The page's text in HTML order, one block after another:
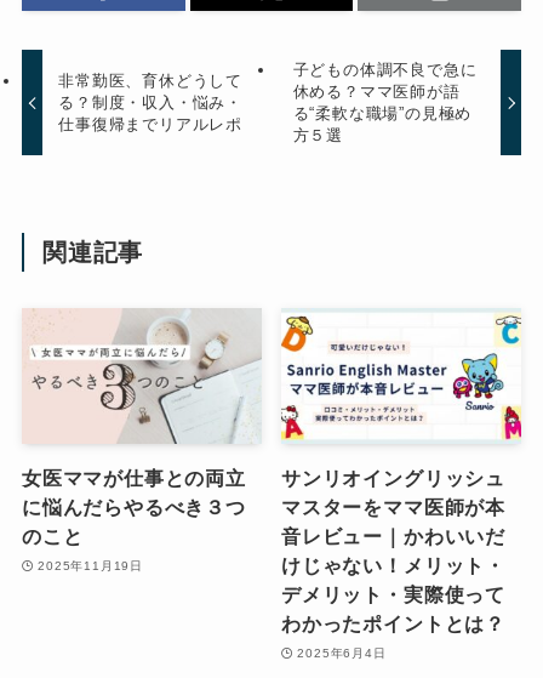
非常勤医、育休どうして
る？制度・収入・悩み・
仕事復帰までリアルレポ
子どもの体調不良で急に
休める？ママ医師が語
る“柔軟な職場”の見極め
方５選
関連記事
女医ママが仕事との両立
に悩んだらやるべき３つ
のこと
2025年11月19日
サンリオイングリッシュ
マスターをママ医師が本
音レビュー｜かわいいだ
けじゃない！メリット・
デメリット・実際使って
わかったポイントとは？
2025年6月4日